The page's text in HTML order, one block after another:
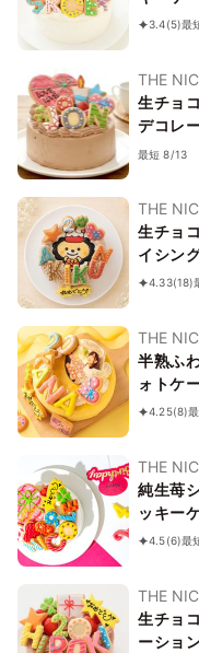
12cm
3.4(5)最
THE
生チョ
デコレ
号
最短 8/13
THE
生チョ
イシン
最適
4.33(18)
THE
半熟ふ
ォトケ
写真ケ
4.25(8)
THE
純生苺
ッキー
ングセ
4.5(6)最
THE
生チョ
ーショ